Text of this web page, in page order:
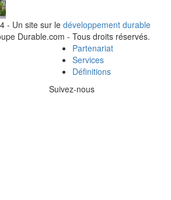
- Un site sur le développement durable
Durable.com - Tous droits réservés.
Partenariat
Services
Définitions
Suivez-nous